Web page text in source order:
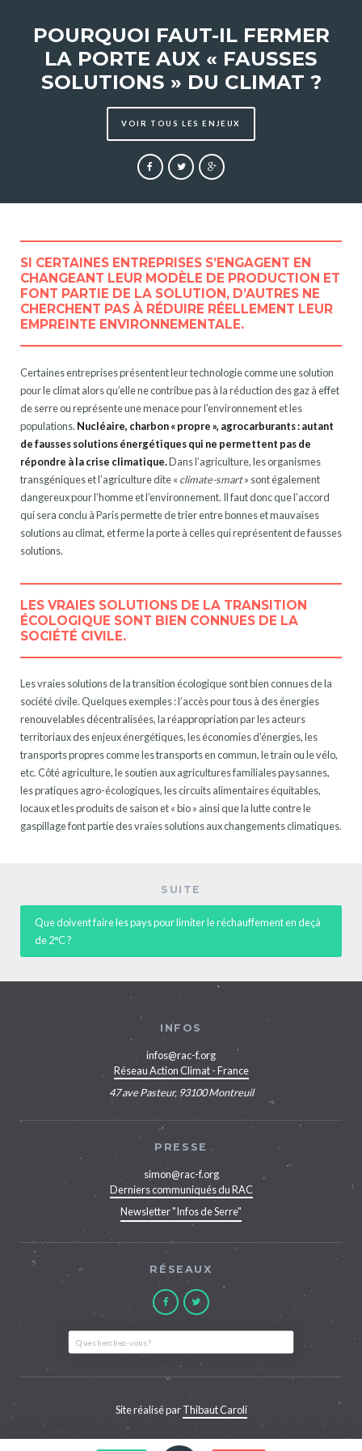
POURQUOI FAUT-IL FERMER
LA PORTE AUX « FAUSSES
SOLUTIONS » DU CLIMAT ?
VOIR TOUS LES ENJEUX
00
En bref
01
La COP, qu’est ce que c’est ?
02
Pourquoi un objectif de 2°C
03
Pourquoi un accord
05
Bonnes ou fausses solutions
07
Le respect des engagements
08
Les secteurs économiques
09
Aider les plus vulnérables
10
Trouver les financements
SI CERTAINES ENTREPRISES S’ENGAGENT EN
CHANGEANT LEUR MODÈLE DE PRODUCTION ET
FONT PARTIE DE LA SOLUTION, D’AUTRES NE
CHERCHENT PAS À RÉDUIRE RÉELLEMENT LEUR
EMPREINTE ENVIRONNEMENTALE.
Certaines entreprises présentent leur technologie comme une solution
pour le climat alors qu’elle ne contribue pas à la réduction des gaz à effet
de serre ou représente une menace pour l’environnement et les
populations. Nucléaire, charbon « propre », agrocarburants : autant
de fausses solutions énergétiques qui ne permettent pas de
répondre à la crise climatique.Dans l’agriculture, les organismes
transgéniques et l’agriculture dite « climate-smart» sont également
dangereux pour l’homme et l’environnement. Il faut donc que l’accord
qui sera conclu à Paris permette de trier entre bonnes et mauvaises
solutions au climat, et ferme la porte à celles qui représentent de fausses
solutions.
LES VRAIES SOLUTIONS DE LA TRANSITION
ÉCOLOGIQUE SONT BIEN CONNUES DE LA
SOCIÉTÉ CIVILE.
Les vraies solutions de la transition écologique sont bien connues de la
société civile. Quelques exemples : l’accès pour tous à des énergies
renouvelables décentralisées, la réappropriation par les acteurs
territoriaux des enjeux énergétiques, les économies d’énergies, les
transports propres comme les transports en commun, le train ou le vélo,
etc. Côté agriculture, le soutien aux agricultures familiales paysannes,
les pratiques agro-écologiques, les circuits alimentaires équitables,
locaux et les produits de saison et « bio » ainsi que la lutte contre le
gaspillage font partie des vraies solutions aux changements climatiques.
SUITE
Que doivent faire les pays pour limiter le réchauffement en deçà
de 2°C ?
INFOS
infos@rac-f.org
Réseau Action Climat - France
47 ave Pasteur, 93100 Montreuil
PRESSE
simon@rac-f.org
Derniers communiqués du RAC
Newsletter "Infos de Serre"
RÉSEAUX
Site réalisé parThibaut Caroli